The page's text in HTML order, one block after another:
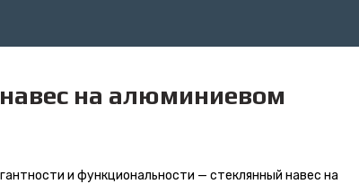
на алюминиевом
и функциональности — стеклянный навес на